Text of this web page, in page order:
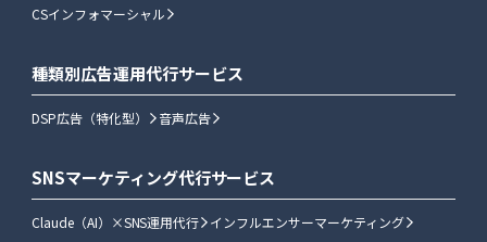
CSインフォマーシャル
種類別広告運用代行サービス
DSP広告（特化型） 音声広告
SNSマーケティング代行サービス
Claude（AI）×SNS運用代行 インフルエンサーマーケティング